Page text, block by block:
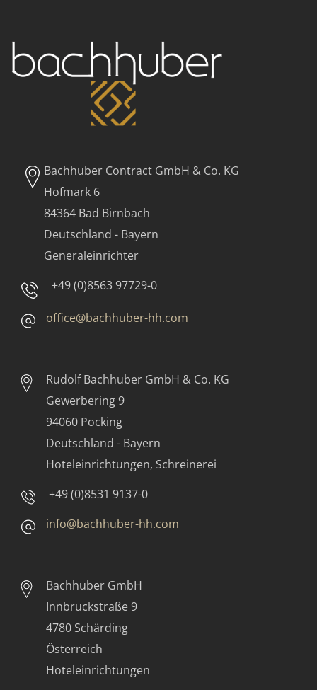
Bachhuber Contract GmbH & Co. KG
Hofmark 6
84364 Bad Birnbach
Deutschland - Bayern
Generaleinrichter
+49 (0)8563 97729-0
office@bachhuber-hh.com
Rudolf Bachhuber GmbH & Co. KG
Gewerbering 9
94060 Pocking
Deutschland - Bayern
Hoteleinrichtungen, Schreinerei
+49 (0)8531 9137-0
info@bachhuber-hh.com
Bachhuber GmbH
Innbruckstraße 9
4780 Schärding
Österreich
Hoteleinrichtungen